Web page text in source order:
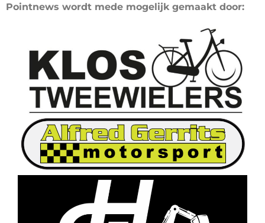
Pointnews wordt mede mogelijk gemaakt door: